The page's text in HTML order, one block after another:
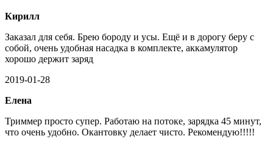
Кирилл
Заказал для себя. Брею бороду и усы. Ещё и в дорогу беру с
собой, очень удобная насадка в комплекте, аккамулятор
хорошо держит заряд
2019-01-28
Елена
Триммер просто супер. Работаю на потоке, зарядка 45 минут,
что очень удобно. Окантовку делает чисто. Рекомендую!!!!!